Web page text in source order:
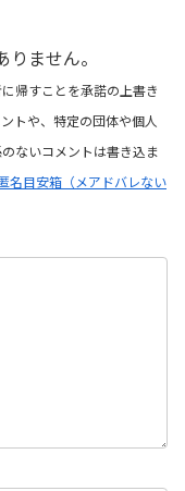
ません。
帰すことを承諾の上書き
トや、特定の団体や個人
ないコメントは書き込ま
名目安箱（メアドバレない